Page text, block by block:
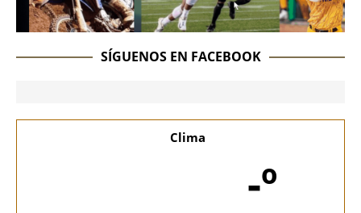
SÍGUENOS EN FACEBOOK
Clima
-º